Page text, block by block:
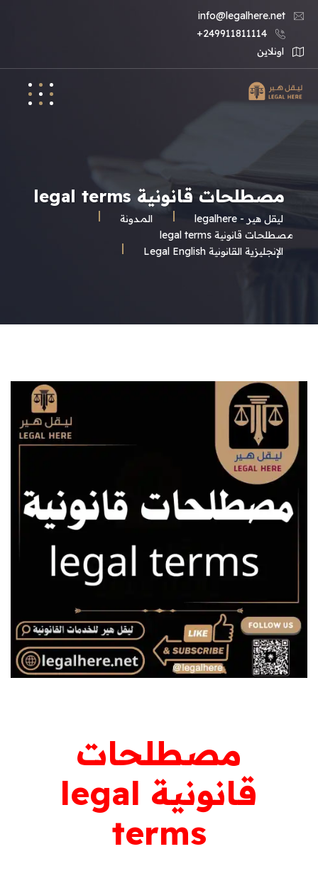
info@legalhere.net
249911811114+
اونلاين
مصطلحات قانونية legal terms
ليقل هير - legalhere المـدونة
الإنجليزية القانونية Legal English
مصطلحات قانونية legal terms
مصطلحات
قانونية legal
terms